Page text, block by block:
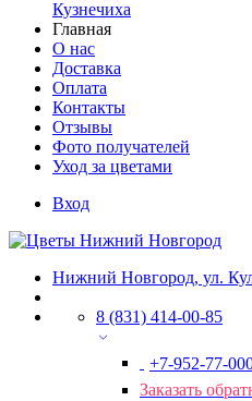
Кузнечиха
Главная
О нас
Доставка
Оплата
Контакты
Отзывы
Фото получателей
Уход за цветами
Вход
Нижний Новгород, ул.
8 (831) 414-00-85
+7-952-77-
Заказать